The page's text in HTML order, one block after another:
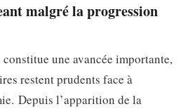
malgré la progression
une avancée importante,
restent prudents face à
Depuis l’apparition de la